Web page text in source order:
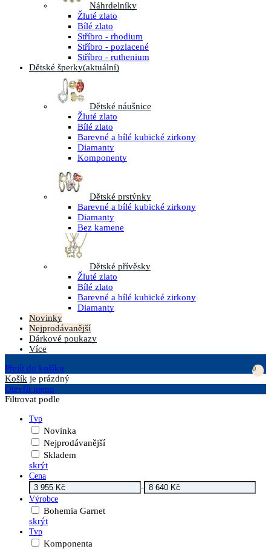
Náhrdelníky
Žluté zlato
Bílé zlato
Stříbro - rhodium
Stříbro - pozlacené
Stříbro - ruthenium
Dětské šperky(aktuální)
Dětské náušnice
Žluté zlato
Bílé zlato
Barevné a bílé kubické zirkony
Diamanty
Komponenty
Dětské prstýnky
Barevné a bílé kubické zirkony
Diamanty
Bez kamene
Dětské přívěsky
Žluté zlato
Bílé zlato
Barevné a bílé kubické zirkony
Diamanty
Novinky
Nejprodávanější
Dárkové poukazy
Více
Přejít do košíku
0
Košík je prázdný
Otevřít menu
Filtrovat podle
Typ
Novinka
Nejprodávanější
Skladem
skrýt
Cena
-
Výrobce
Bohemia Garnet
skrýt
Typ
Komponenta